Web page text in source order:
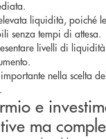
liquidità, poiché
senza tempi di attesa.
livelli di
nella scelta
e
ma